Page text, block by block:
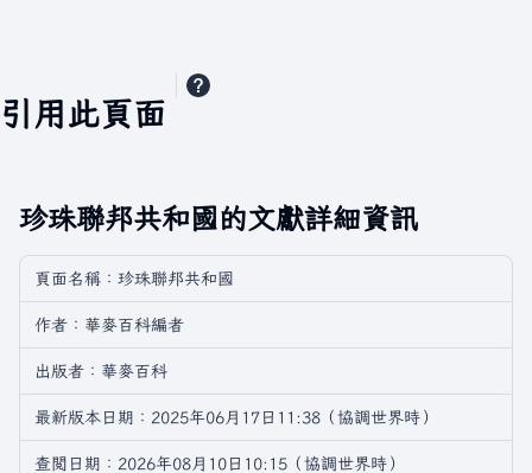
引用此頁面
珍珠聯邦共和國的文獻詳細資訊
頁面名稱：珍珠聯邦共和國
作者：華麥百科編者
出版者：華麥百科
最新版本日期：2025年06月17日11:38（協調世界時）
查閲日期：2026年08月10日10:15（協調世界時）